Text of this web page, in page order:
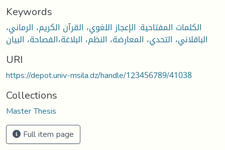
Keywords
الكلمات المفتاحية: الإعجاز اللغوي، القرآن الكريم، الرماني،
الباقلاني، التحدي، المعارضة، النظم، البلاغة،الفصاحة، البيان
URI
https://depot.univ-msila.dz/handle/123456789/41038
Collections
Master Thesis
Full item page